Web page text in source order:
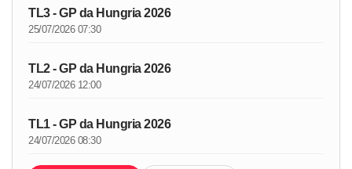
TL3 - GP da Hungria 2026
25/07/2026 07:30
TL2 - GP da Hungria 2026
24/07/2026 12:00
TL1 - GP da Hungria 2026
24/07/2026 08:30